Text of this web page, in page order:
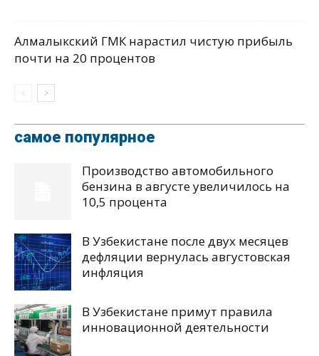
Алмалыкский ГМК нарастил чистую прибыль
почти на 20 процентов
самое популярное
Производство автомобильного
бензина в августе увеличилось на
10,5 процента
В Узбекистане после двух месяцев
дефляции вернулась августовская
инфляция
В Узбекистане примут правила
инновационной деятельности